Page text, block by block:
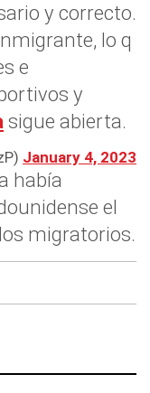
y correcto.
lo q
e
y
sigue abierta.
January 4, 2023
había
el
migratorios.